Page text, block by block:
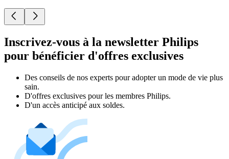
Inscrivez-vous à la newsletter Philips
pour bénéficier d'offres exclusives
Des conseils de nos experts pour adopter un mode de vie plus
sain.
D'offres exclusives pour les membres Philips.
D'un accès anticipé aux soldes.